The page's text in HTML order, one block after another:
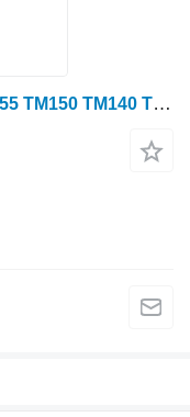
New Holland T6070 T7 TM165 TM155 TM150 TM140 TM145 T190 Piedziņas vārpsta 5162 5162246 primārā vārpsta paredzēts New Holland T6070 T7 TM165 TM155 TM150 TM140 TM145 T190 riteņtraktora